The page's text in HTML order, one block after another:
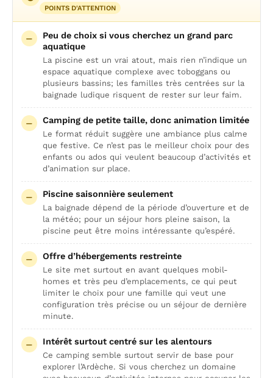
POINTS D'ATTENTION
Peu de choix si vous cherchez un grand parc
aquatique
La piscine est un vrai atout, mais rien n’indique un
espace aquatique complexe avec toboggans ou
plusieurs bassins; les familles très centrées sur la
baignade ludique risquent de rester sur leur faim.
Camping de petite taille, donc animation limitée
Le format réduit suggère une ambiance plus calme
que festive. Ce n’est pas le meilleur choix pour des
enfants ou ados qui veulent beaucoup d’activités et
d’animation sur place.
Piscine saisonnière seulement
La baignade dépend de la période d’ouverture et de
la météo; pour un séjour hors pleine saison, la
piscine peut être moins intéressante qu’espéré.
Offre d’hébergements restreinte
Le site met surtout en avant quelques mobil-
homes et très peu d’emplacements, ce qui peut
limiter le choix pour une famille qui veut une
configuration très précise ou un séjour de dernière
minute.
Intérêt surtout centré sur les alentours
Ce camping semble surtout servir de base pour
explorer l’Ardèche. Si vous cherchez un domaine